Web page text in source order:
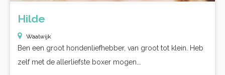
Hilde
Waalwijk
Ben een groot hondenliefhebber, van groot tot klein. Heb
zelf met de allerliefste boxer mogen...